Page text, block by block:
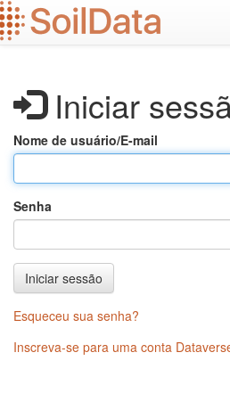
Ir
para
o
Iniciar
Nome de usuário/E-mail
Senha
Iniciar sessão
Esqueceu sua senha?
Inscreva-se para uma conta